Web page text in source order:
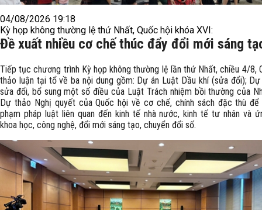
04/08/2026 19:18
Kỳ họp không thường lệ thứ Nhất, Quốc hội khóa XVI:
Đề xuất nhiều cơ chế thúc đẩy đổi mới sáng
Tiếp tục chương trình Kỳ họp không thường lệ lần thứ Nhất, chiều 4/8,
thảo luận tại tổ về ba nội dung gồm: Dự án Luật Dầu khí (sửa đổi);
sửa đổi, bổ sung một số điều của Luật Trách nhiệm bồi thường của
Dự thảo Nghị quyết của Quốc hội về cơ chế, chính sách đặc thù
phạm pháp luật liên quan đến kinh tế nhà nước, kinh tế tư nhân và
khoa học, công nghệ, đổi mới sáng tạo, chuyển đổi số.